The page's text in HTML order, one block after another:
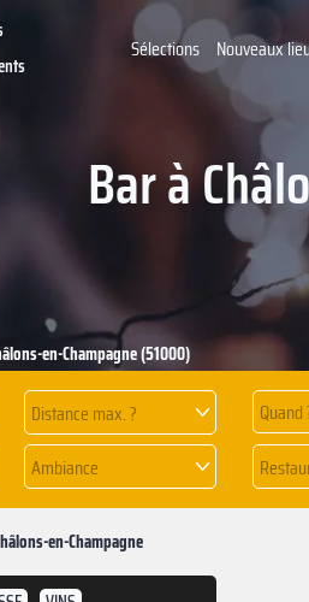
Sélections Nouveaux
Bar à
Distance max. ? Quand
Ambiance
en-Champagne (51000)
en-Champagne